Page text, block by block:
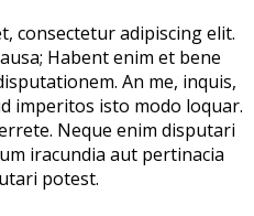
consectetur adipiscing elit.
Habent enim et bene
An me, inquis,
imperitos isto modo loquar.
Neque enim disputari
iracundia aut pertinacia
potest.